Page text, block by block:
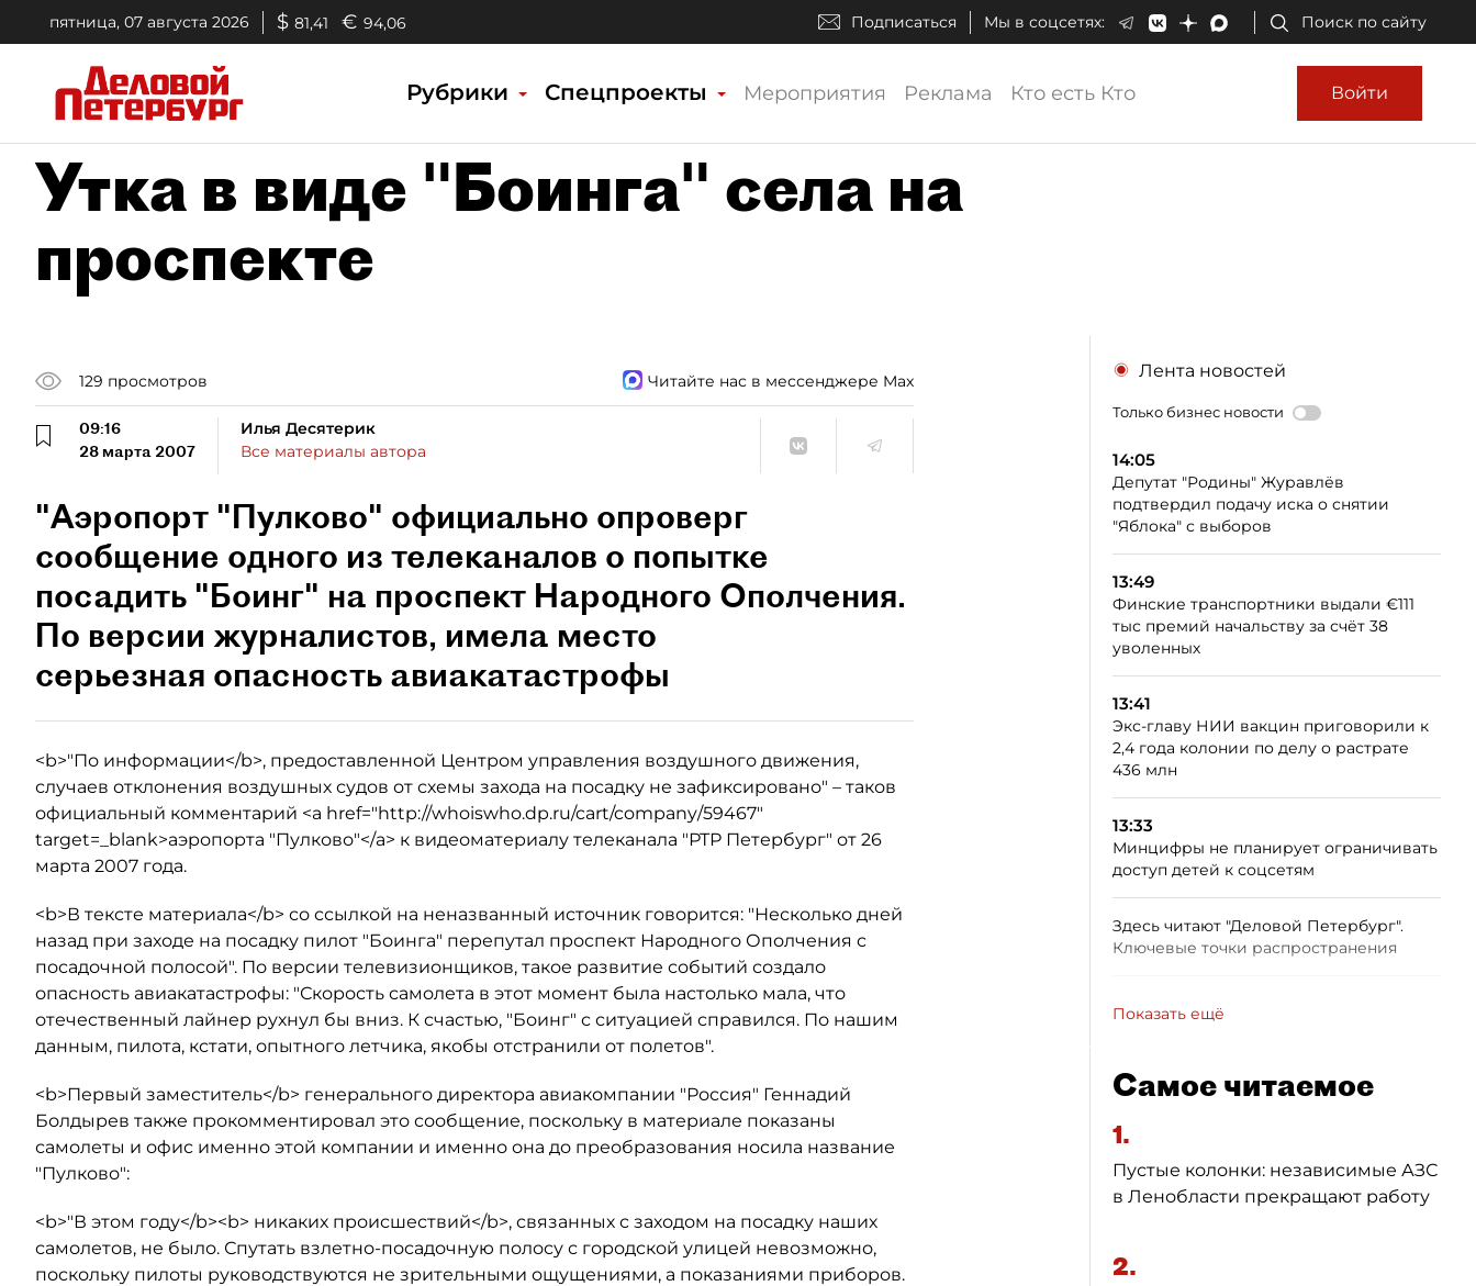
пятница, 07 августа 2026 $ 81,41 € 94,06 Подписаться Мы в соцсетях: Поиск по сайту
Рубрики Спецпроекты Мероприятия Реклама Кто есть Кто Войти
Утка в виде "Боинга" села на
проспекте
129 просмотров Читайте нас в мессенджере Max
09:16
28 марта 2007
Илья Десятерик
Все материалы автора
"Аэропорт "Пулково" официально опроверг
сообщение одного из телеканалов о попытке
посадить "Боинг" на проспект Народного Ополчения.
По версии журналистов, имела место
серьезная опасность авиакатастрофы
<b>"По информации</b>, предоставленной Центром управления воздушного движения,
случаев отклонения воздушных судов от схемы захода на посадку не зафиксировано" – таков
официальный комментарий <a href="http://whoiswho.dp.ru/cart/company/59467"
target=_blank>аэропорта "Пулково"</a> к видеоматериалу телеканала "РТР Петербург" от 26
марта 2007 года.
<b>В тексте материала</b> со ссылкой на неназванный источник говорится: "Несколько дней
назад при заходе на посадку пилот "Боинга" перепутал проспект Народного Ополчения с
посадочной полосой". По версии телевизионщиков, такое развитие событий создало
опасность авиакатастрофы: "Скорость самолета в этот момент была настолько мала, что
отечественный лайнер рухнул бы вниз. К счастью, "Боинг" с ситуацией справился. По нашим
данным, пилота, кстати, опытного летчика, якобы отстранили от полетов".
<b>Первый заместитель</b> генерального директора авиакомпании "Россия" Геннадий
Болдырев также прокомментировал это сообщение, поскольку в материале показаны
самолеты и офис именно этой компании и именно она до преобразования носила название
"Пулково":
<b>"В этом году</b><b> никаких происшествий</b>, связанных с заходом на посадку наших
самолетов, не было. Спутать взлетно-посадочную полосу с городской улицей невозможно,
поскольку пилоты руководствуются не зрительными ощущениями, а показаниями приборов.
Лента новостей
Только бизнес новости
14:05
Депутат "Родины" Журавлёв
подтвердил подачу иска о снятии
"Яблока" с выборов
13:49
Финские транспортники выдали €111
тыс премий начальству за счёт 38
уволенных
13:41
Экс-главу НИИ вакцин приговорили к
2,4 года колонии по делу о растрате
436 млн
13:33
Минцифры не планирует ограничивать
доступ детей к соцсетям
Здесь читают "Деловой Петербург".
Ключевые точки распространения
Показать ещё
Самое читаемое
1.
Пустые колонки: независимые АЗС
в Ленобласти прекращают работу
2.